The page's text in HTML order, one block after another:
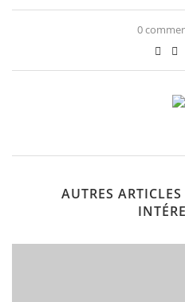
0
AUTRES